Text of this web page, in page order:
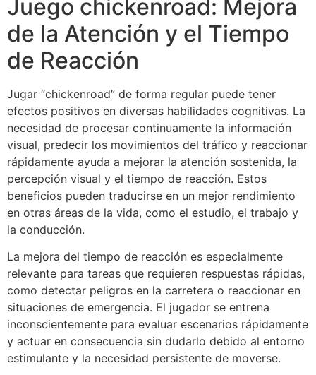
Juego chickenroad: Mejora
de la Atención y el Tiempo
de Reacción
Jugar “chickenroad” de forma regular puede tener
efectos positivos en diversas habilidades cognitivas. La
necesidad de procesar continuamente la información
visual, predecir los movimientos del tráfico y reaccionar
rápidamente ayuda a mejorar la atención sostenida, la
percepción visual y el tiempo de reacción. Estos
beneficios pueden traducirse en un mejor rendimiento
en otras áreas de la vida, como el estudio, el trabajo y
la conducción.
La mejora del tiempo de reacción es especialmente
relevante para tareas que requieren respuestas rápidas,
como detectar peligros en la carretera o reaccionar en
situaciones de emergencia. El jugador se entrena
inconscientemente para evaluar escenarios rápidamente
y actuar en consecuencia sin dudarlo debido al entorno
estimulante y la necesidad persistente de moverse.